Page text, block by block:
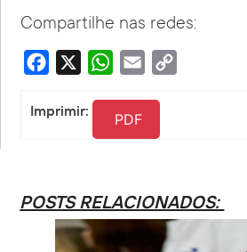
Compartilhe nas redes:
Facebook WhatsApp
Email
Imprimir: PDF
POSTS RELACIONADOS: